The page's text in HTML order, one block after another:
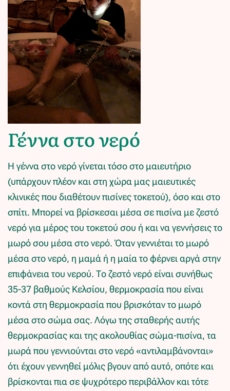
Γέννα στο νερό
Η γέννα στο νερό γίνεται τόσο στο μαιευτήριο
(υπάρχουν πλέον και στη χώρα μας μαιευτικές
κλινικές που διαθέτουν πισίνες τοκετού), όσο και στο
σπίτι. Μπορεί να βρίσκεσαι μέσα σε πισίνα με ζεστό
νερό για μέρος του τοκετού σου ή και να γεννήσεις το
μωρό σου μέσα στο νερό. Όταν γεννιέται το μωρό
μέσα στο νερό, η μαμά ή η μαία το φέρνει αργά στην
επιφάνεια του νερού. Το ζεστό νερό είναι συνήθως
35-37 βαθμούς Κελσίου, θερμοκρασία που είναι
κοντά στη θερμοκρασία που βρισκόταν το μωρό
μέσα στο σώμα σας. Λόγω της σταθερής αυτής
θερμοκρασίας και της ακολουθίας σώμα-πισίνα, τα
μωρά που γεννιούνται στο νερό «αντιλαμβάνονται»
ότι έχουν γεννηθεί μόλις βγουν από αυτό, οπότε και
βρίσκονται πια σε ψυχρότερο περιβάλλον και τότε